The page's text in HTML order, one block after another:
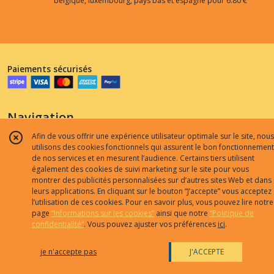
Paiements sécurisés
Navigation
Accueil
Catalogue
Contact
Qui sommes nous ?
partenaires
Mentions légales
Afin de vous offrir une expérience utilisateur optimale sur le site, nous
utilisons des cookies fonctionnels qui assurent le bon fonctionnement
de nos services et en mesurent l’audience. Certains tiers utilisent
également des cookies de suivi marketing sur le site pour vous
montrer des publicités personnalisées sur d’autres sites Web et dans
leurs applications. En cliquant sur le bouton “J’accepte” vous acceptez
l’utilisation de ces cookies. Pour en savoir plus, vous pouvez lire notre
page “Informations sur les cookies” ainsi que notre “Politique de
confidentialité“. Vous pouvez ajuster vos préférences ici.
je n'accepte pas J'ACCEPTE